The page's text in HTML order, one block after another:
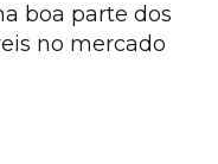
boa parte dos
no mercado